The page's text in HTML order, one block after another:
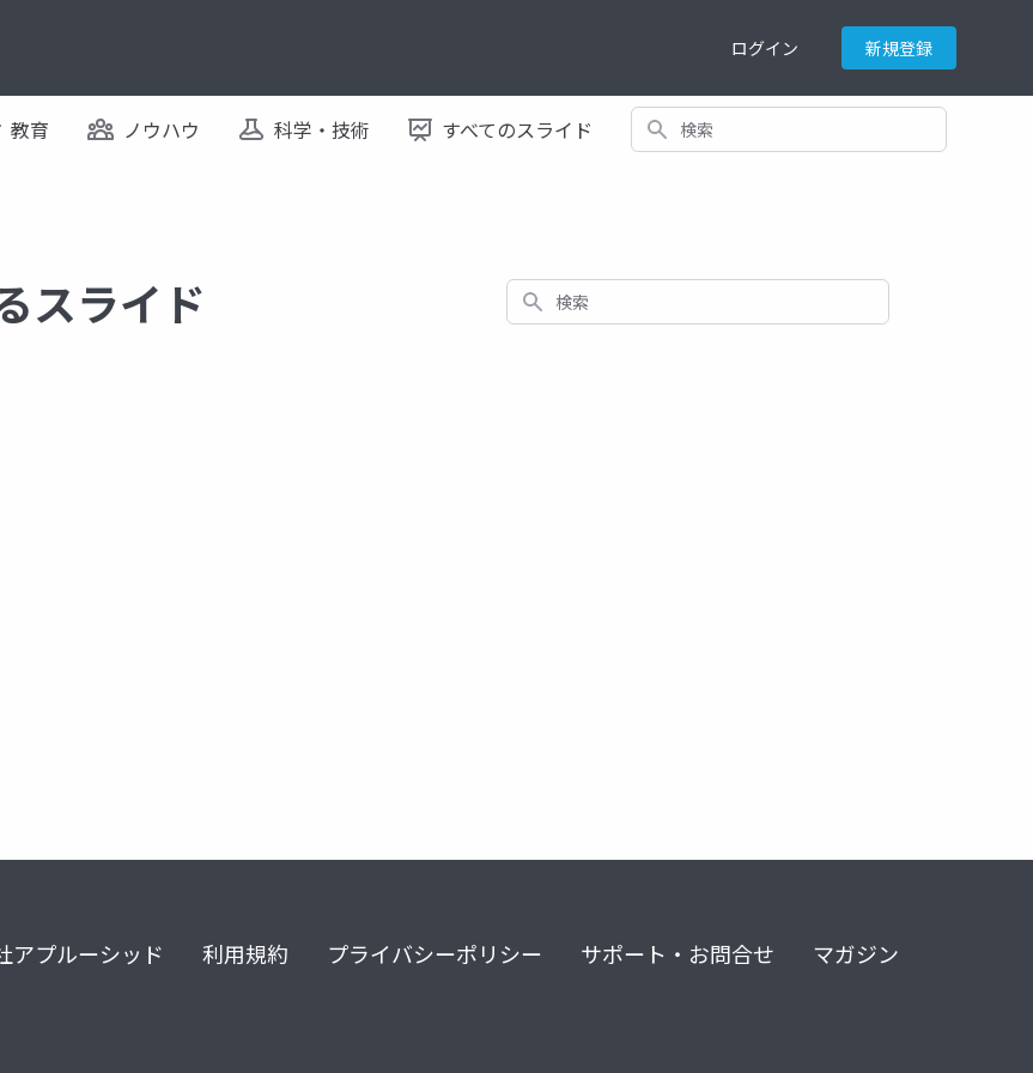
ログイン 新規登録
教育 ノウハウ 科学・技術 すべてのスライド 検索
スライド 検索
アプルーシッド 利用規約 プライバシーポリシー サポート・お問合せ マガジン